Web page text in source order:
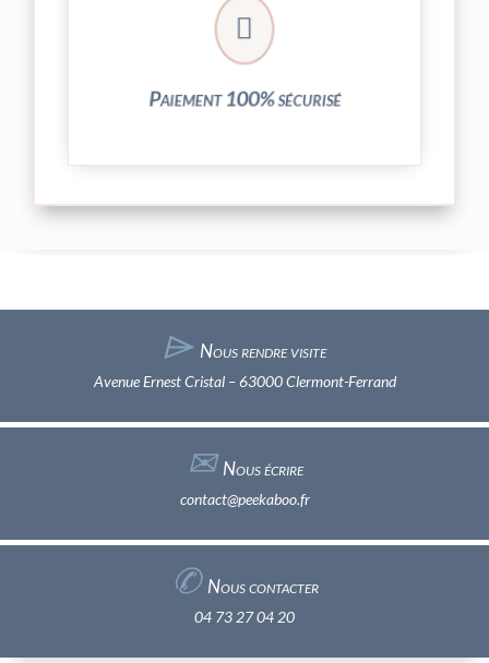

Paiement 100% sécurisé
Vos transactions par carte bancaire sont
entièrement sécurisées grâce au système
crypté de notre partenaire PayPlug.
⌲ Nous rendre visite
Avenue Ernest Cristal – 63000 Clermont-Ferrand
✉︎Nous écrire
contact@peekaboo.fr
✆ Nous contacter
04 73 27 04 20